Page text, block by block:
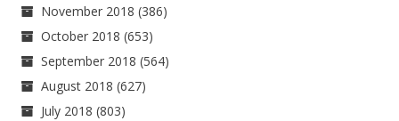
November 2018 (386)
October 2018 (653)
September 2018 (564)
August 2018 (627)
July 2018 (803)